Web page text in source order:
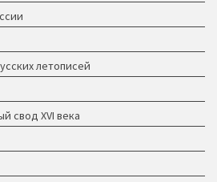
летописей
свод XVI века